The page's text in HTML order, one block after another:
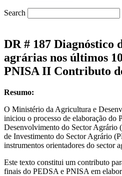
Search
DR # 187 Diagnóstico
agrárias nos últimos
PNISA II Contributo
Resumo:
O Ministério da Agricultura e
iniciou o processo de elaboração do
Desenvolvimento do Sector
de Investimento do Sector Agrário
instrumentos orientadores do sector
Este texto constitui um contributo
finais do PEDSA e PNISA em